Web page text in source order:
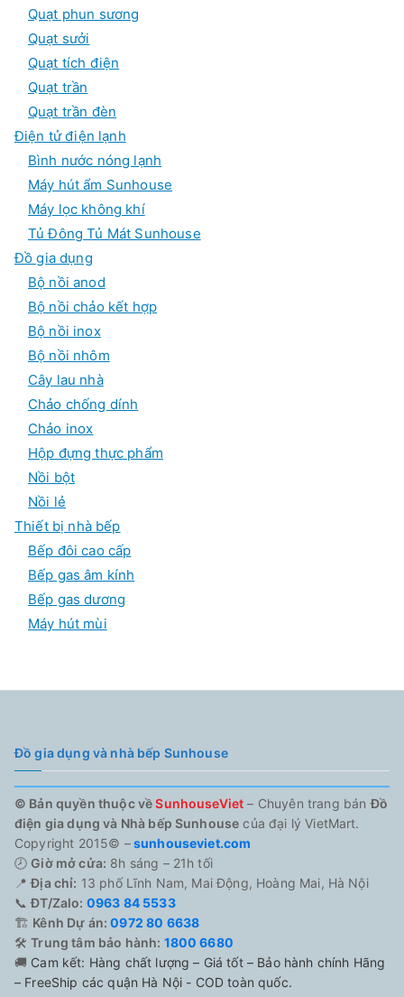
Quạt phun sương
Quạt sưởi
Quạt tích điện
Quạt trần
Quạt trần đèn
Điện tử điện lạnh
Bình nước nóng lạnh
Máy hút ẩm Sunhouse
Máy lọc không khí
Tủ Đông Tủ Mát Sunhouse
Đồ gia dụng
Bộ nồi anod
Bộ nồi chảo kết hợp
Bộ nồi inox
Bộ nồi nhôm
Cây lau nhà
Chảo chống dính
Chảo inox
Hộp đựng thực phẩm
Nồi bột
Nồi lẻ
Thiết bị nhà bếp
Bếp đôi cao cấp
Bếp gas âm kính
Bếp gas dương
Máy hút mùi
Đồ gia dụng và nhà bếp Sunhouse
© Bản quyền thuộc vềSunhouseViet – Chuyên trang bánĐồ
điện gia dụng và Nhà bếp Sunhouse của đại lý VietMart.
Copyright 2015© –sunhouseviet.com
🕗Giờ mở cửa: 8h sáng – 21h tối
📍Địa chỉ: 13 phố Lĩnh Nam, Mai Động, Hoàng Mai, Hà Nội
📞ĐT/Zalo: 0963 84 5533
🏗️ Kênh Dự án: 0972 80 6638
🛠️Trung tâm bảo hành: 1800 6680
🚚 Cam kết: Hàng chất lượng – Giá tốt – Bảo hành chính Hãng
– FreeShip các quận Hà Nội - COD toàn quốc.